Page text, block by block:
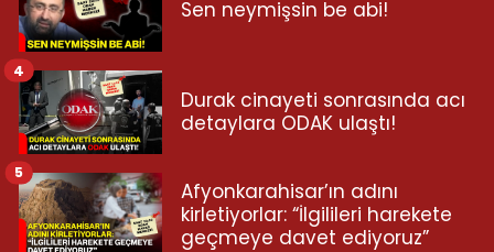
Sen neymişsin be abi!
Durak cinayeti sonrasında acı
detaylara ODAK ulaştı!
4
Afyonkarahisar’ın adını
kirletiyorlar: “İlgilileri harekete
geçmeye davet ediyoruz”
5